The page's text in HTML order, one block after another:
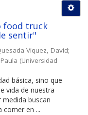
food truck
sentir"
Víquez, David;
(Universidad
básica, sino que
vida de nuestra
medida buscan
comer en ...